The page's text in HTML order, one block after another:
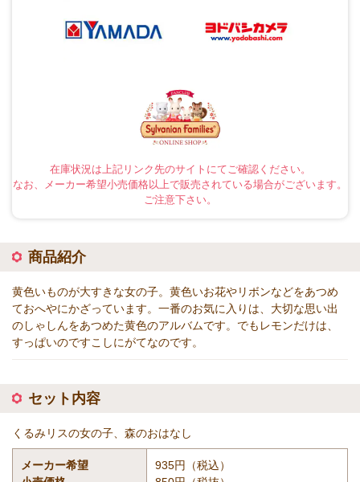
在庫状況は上記リンク先のサイトにてご確認ください。
なお、メーカー希望小売価格以上で販売されている場合がございます。
ご注意下さい。
商品紹介
黄色いものが大すきな女の子。黄色いお花やリボンなどをあつめ
ておへやにかざっています。一番のお気に入りは、大切な思い出
のしゃしんをあつめた黄色のアルバムです。でもレモンだけは、
すっぱいのですこしにがてなのです。
セット内容
くるみリスの女の子、森のおはなし
メーカー希望
935円（税込）